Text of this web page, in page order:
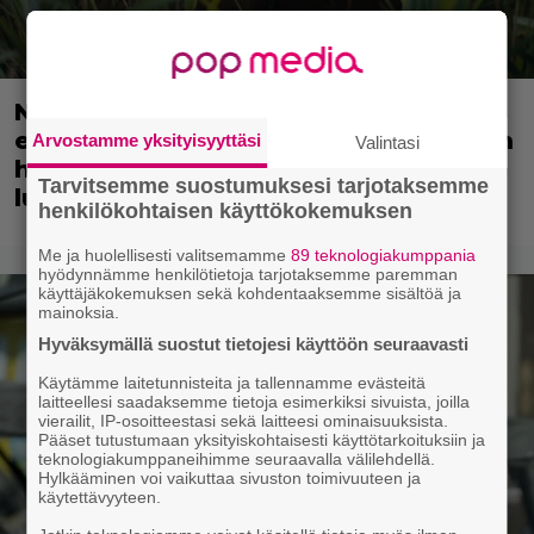
Nyt suoratoistona: 3 tähden scifileffa
ei ylitä edeltäjiään mutta ei myöskään
häpeä niiden seurassa – jatkoa on
luvassa
Arvostamme yksityisyyttäsi Valintasi
Tarvitsemme suostumuksesi tarjotaksemme
henkilökohtaisen käyttökokemuksen
Me ja huolellisesti valitsemamme89 teknologiakumppania
hyödynnämme henkilötietoja tarjotaksemme paremman
käyttäjäkokemuksen sekä kohdentaaksemme sisältöä ja
mainoksia.
Hyväksymällä suostut tietojesi käyttöön seuraavasti
Käytämme laitetunnisteita ja tallennamme evästeitä
laitteellesi saadaksemme tietoja esimerkiksi sivuista, joilla
vierailit, IP-osoitteestasi sekä laitteesi ominaisuuksista.
Pääset tutustumaan yksityiskohtaisesti käyttötarkoituksiin ja
teknologiakumppaneihimme seuraavalla välilehdellä.
Hylkääminen voi vaikuttaa sivuston toimivuuteen ja
käytettävyyteen.